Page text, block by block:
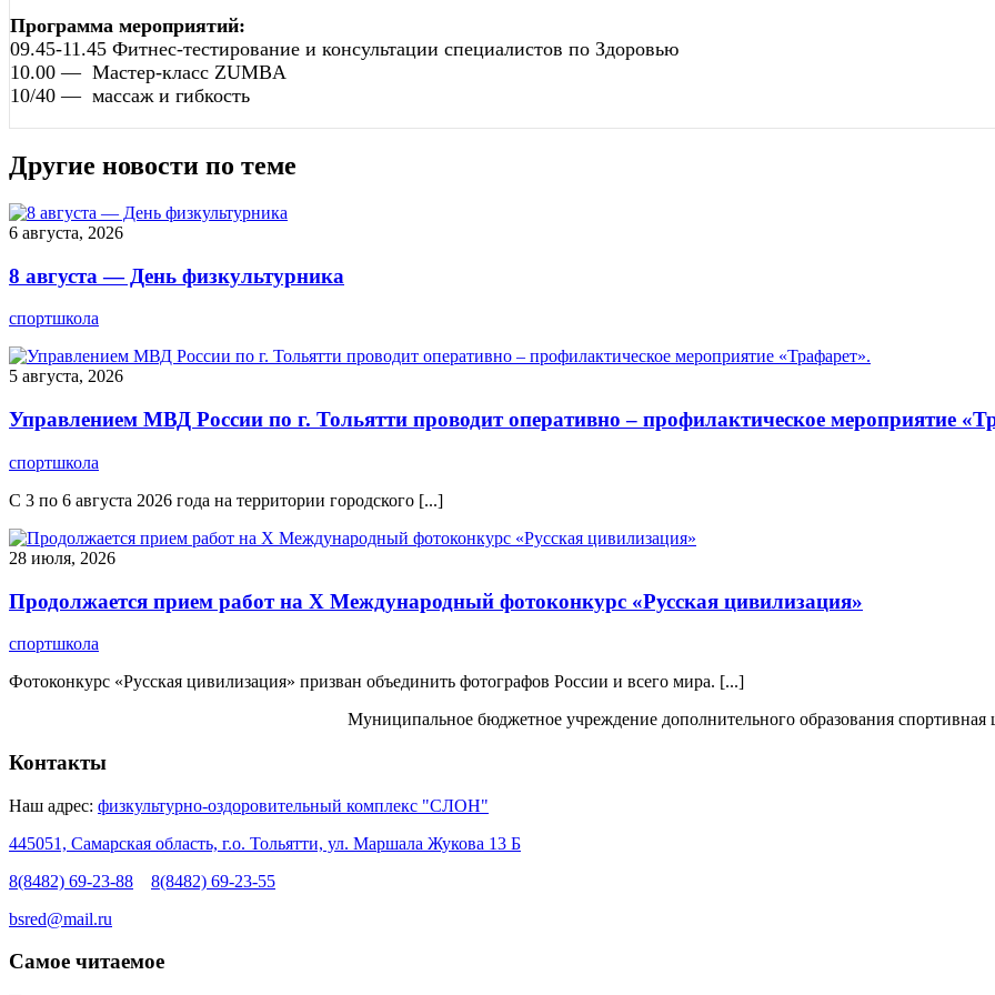
Программа мероприятий:
09.45-11.45 Фитнес-тестирование и консультации специалистов по Здоровью
10.00 — Мастер-класс ZUMBA
10/40 — массаж и гибкость
Другие новости по теме
6 августа, 2026
8 августа — День физкультурника
спортшкола
5 августа, 2026
Управлением МВД России по г. Тольятти проводит оперативно – профилактическое мероприятие
спортшкола
С 3 по 6 августа 2026 года на территории городского [...]
28 июля, 2026
Продолжается прием работ на Х Международный фотоконкурс «Русская цивилизация»
спортшкола
Фотоконкурс «Русская цивилизация» призван объединить фотографов России и всего мира. [...]
Муниципальное бюджетное учреждение дополнительного образования
Контакты
Наш адрес: физкультурно-оздоровительный комплекс "СЛОН"
445051, Самарская область, г.о. Тольятти, ул. Маршала Жукова 13 Б
8(8482) 69-23-88
8(8482) 69-23-55
bsred@mail.ru
Самое читаемое